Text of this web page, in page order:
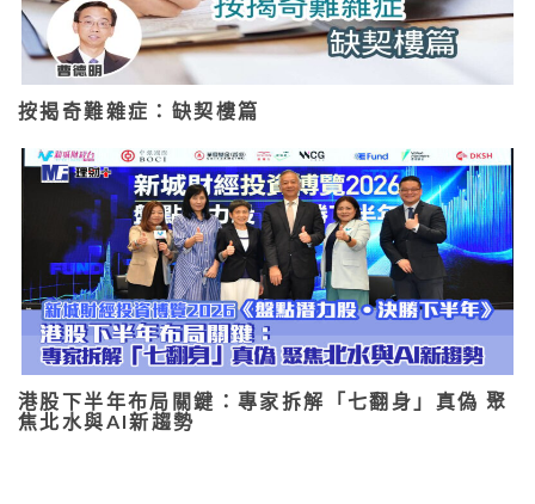
按揭奇難雜症：缺契樓篇
港股下半年布局關鍵：專家拆解「七翻身」真偽 聚
焦北水與AI新趨勢